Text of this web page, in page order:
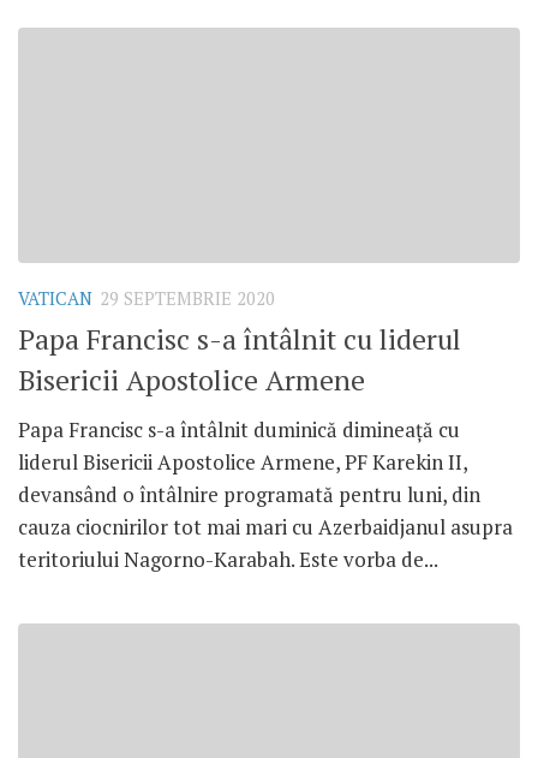
VATICAN 29 SEPTEMBRIE 2020
Papa Francisc s-a întâlnit cu liderul
Bisericii Apostolice Armene
Papa Francisc s-a întâlnit duminică dimineață cu
liderul Bisericii Apostolice Armene, PF Karekin II,
devansând o întâlnire programată pentru luni, din
cauza ciocnirilor tot mai mari cu Azerbaidjanul asupra
teritoriului Nagorno-Karabah. Este vorba de...